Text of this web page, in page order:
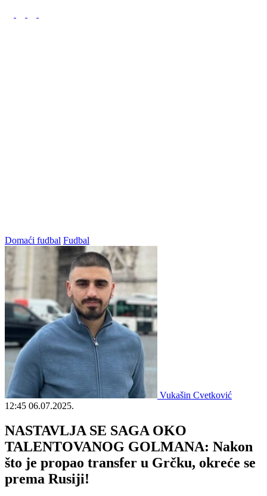
Domaći fudbal Fudbal
Vukašin Cvetković
12:45 06.07.2025.
NASTAVLJA SE SAGA OKO
TALENTOVANOG GOLMANA: Nakon
što je propao transfer u Grčku, okreće se
prema Rusiji!